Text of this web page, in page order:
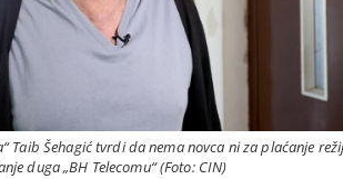
Taib Šehagić tvrdi da nema novca ni za plaćanje
duga „BH Telecomu“ (Foto: CIN)